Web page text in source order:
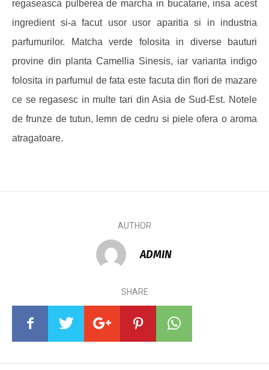
regaseasca pulberea de marcha in bucatarie, insa acest
ingredient si-a facut usor usor aparitia si in industria
parfumurilor. Matcha verde folosita in diverse bauturi
provine din planta Camellia Sinesis, iar varianta indigo
folosita in parfumul de fata este facuta din flori de mazare
ce se regasesc in multe tari din Asia de Sud-Est. Notele
de frunze de tutun, lemn de cedru si piele ofera o aroma
atragatoare.
AUTHOR
ADMIN
SHARE